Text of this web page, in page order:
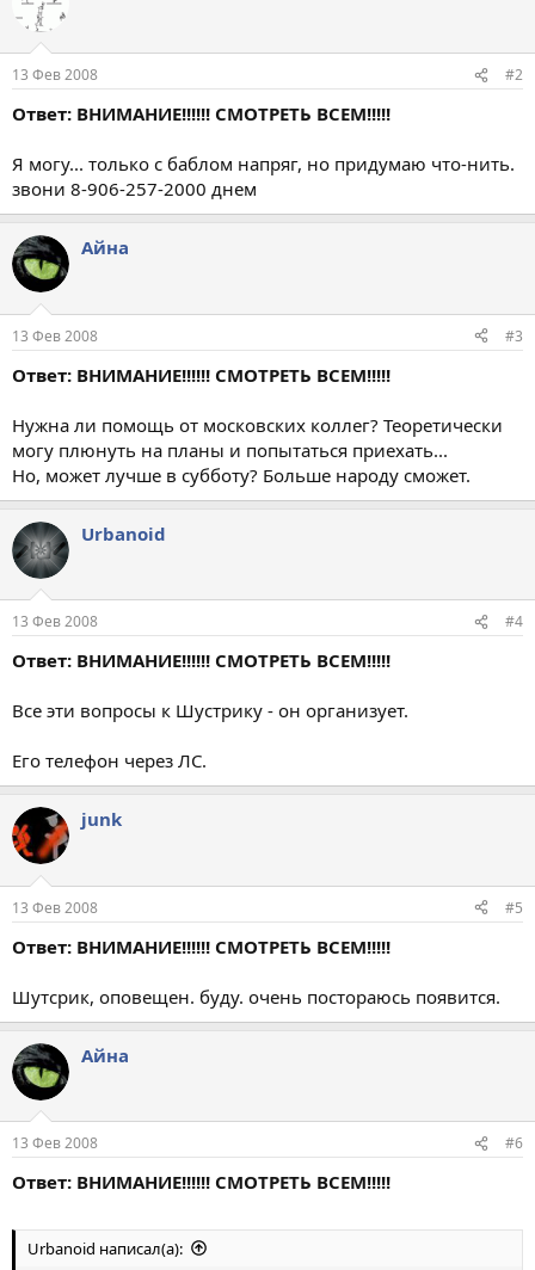
13 Фев 2008 #2
Ответ: ВНИМАНИЕ!!!!!! СМОТРЕТЬ ВСЕМ!!!!!
Я могу... только с баблом напряг, но придумаю что-нить.
звони 8-906-257-2000 днем
Айна
13 Фев 2008 #3
Ответ: ВНИМАНИЕ!!!!!! СМОТРЕТЬ ВСЕМ!!!!!
Нужна ли помощь от московских коллег? Теоретически
могу плюнуть на планы и попытаться приехать...
Но, может лучше в субботу? Больше народу сможет.
Urbanoid
13 Фев 2008 #4
Ответ: ВНИМАНИЕ!!!!!! СМОТРЕТЬ ВСЕМ!!!!!
Все эти вопросы к Шустрику - он организует.
Его телефон через ЛС.
junk
13 Фев 2008 #5
Ответ: ВНИМАНИЕ!!!!!! СМОТРЕТЬ ВСЕМ!!!!!
Шутсрик, оповещен. буду. очень постораюсь появится.
Айна
13 Фев 2008 #6
Ответ: ВНИМАНИЕ!!!!!! СМОТРЕТЬ ВСЕМ!!!!!
Urbanoid написал(а):